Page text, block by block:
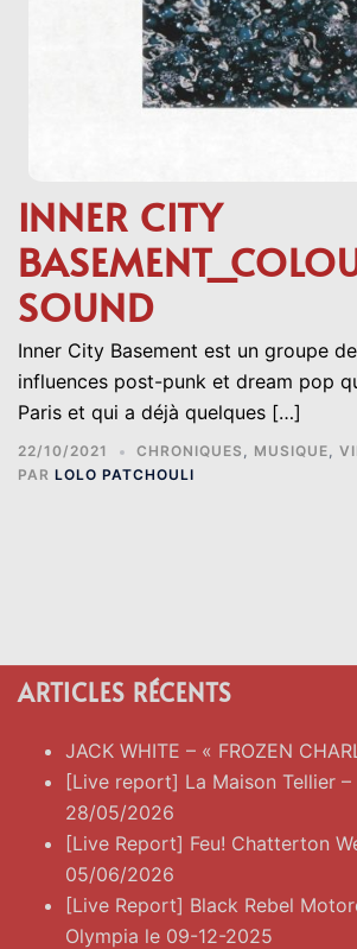
INNER CITY
SOUND
Inner City Basement est un groupe
influences post-punk et dream pop
Paris et qui a déjà quelques […]
22/10/2021 CHRONIQUES , MUSIQUE,
PAR LOLO PATCHOULI
ARTICLES RÉCENTS
JACK WHITE – « FROZEN
[Live report] La Maison Tellier –
28/05/2026
[Live Report] Feu! Chatterton
05/06/2026
[Live Report] Black Rebel
Olympia le 09-12-2025